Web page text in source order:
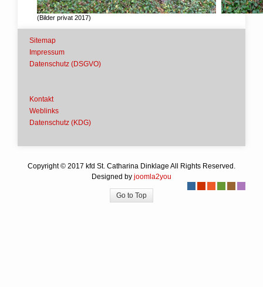
(Bilder privat 2017)
Sitemap
Impressum
Datenschutz (DSGVO)
Kontakt
Weblinks
Datenschutz (KDG)
Copyright © 2017 kfd St. Catharina Dinklage All Rights Reserved.
Designed by joomla2you
Go to Top